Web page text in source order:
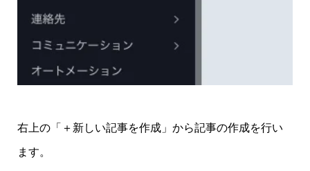
右上の「＋新しい記事を作成」から記事の作成を行い
ます。